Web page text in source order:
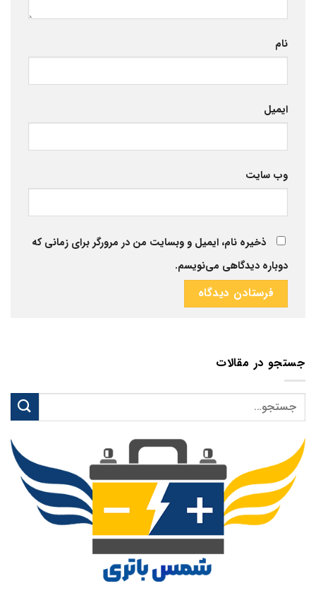
نام
ایمیل
وب‌ سایت
ذخیره نام، ایمیل و وبسایت من در مرورگر برای زمانی که
دوباره دیدگاهی می‌نویسم.
جستجو در مقالات